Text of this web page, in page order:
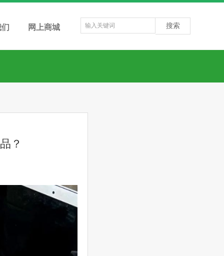
网上商城 搜索
？